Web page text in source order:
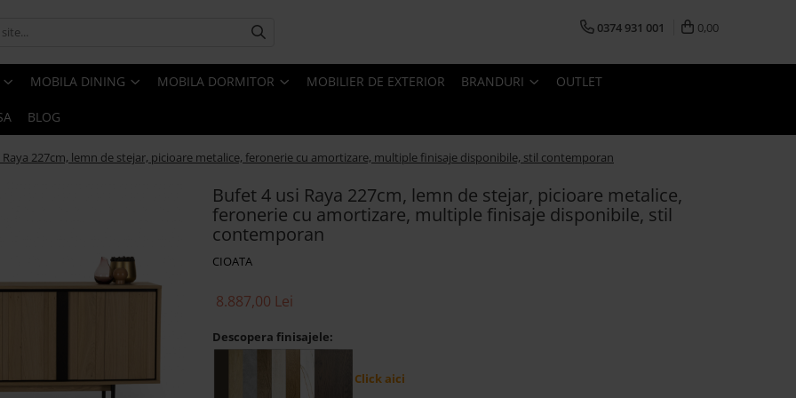
0374 931 001 0,00
MOBILA DINING MOBILA DORMITOR MOBILIER DE EXTERIOR BRANDURI OUTLET
BLOG
Raya 227cm, lemn de stejar, picioare metalice, feronerie cu amortizare, multiple finisaje disponibile, stil contemporan
Bufet 4 usi Raya 227cm, lemn de stejar, picioare metalice,
feronerie cu amortizare, multiple finisaje disponibile, stil
contemporan
CIOATA
8.887,00 Lei
Descopera finisajele:
Click aici